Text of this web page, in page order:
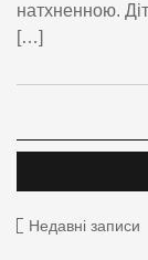
натхненною.
[…]
Недавні записи